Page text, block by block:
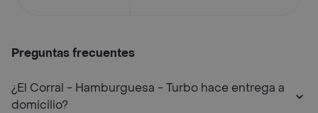
Preguntas frecuentes
¿El Corral - Hamburguesa - Turbo hace entrega a
domicilio?